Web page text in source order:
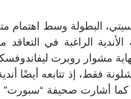
البطولة وسط اهتمام
الراغبة في
مشوار روبرت
فقط، إذ تتابعه أيضًا أندية
كما أشارت صحيفة